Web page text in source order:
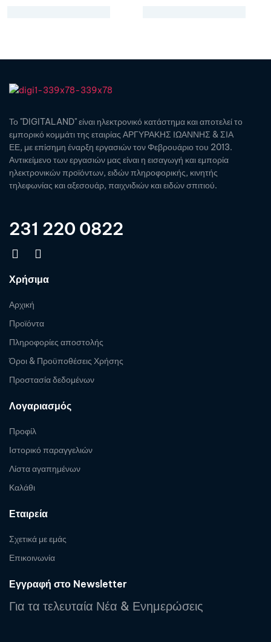
Το "DIGITALAND" είναι ηλεκτρονικό κατάστημα και αποτελεί το
εμπορικό κομμάτι της εταιρίας ΑΡΓΥΡΑΚΗΣ ΙΩΑΝΝΗΣ & ΣΙΑ
ΕΕ, με επίσημη έναρξη εργασιών τον Φεβρουάριο του 2013.
Αντικείμενο των εργασιών μας είναι η εισαγωγή και εμπορία
ηλεκτρονικών προϊόντων, ειδών πληροφορικής, κινητής
τηλεφωνίας και αξεσουάρ, παιχνιδιών και ειδών σπιτιού.
231 220 0822
Χρήσιμα
Αρχική
Προϊόντα
Πληροφορίες αποστολής
Όροι & Προϋποθέσεις Χρήσης
Προστασία δεδομένων
Λογαριασμός
Προφίλ
Ιστορικό παραγγελιών
Λίστα αγαπημένων
Καλάθι
Εταιρεία
Σχετικά με εμάς
Επικοινωνία
Εγγραφή στο Newsletter
Για τα τελευταία Νέα & Ενημερώσεις